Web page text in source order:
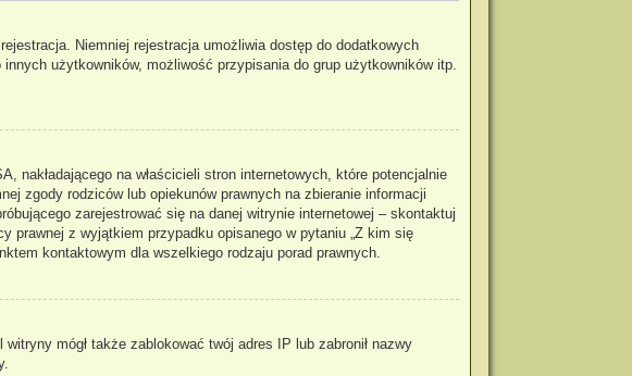
Niemniej rejestracja umożliwia dostęp do dodatkowych
użytkowników, możliwość przypisania do grup użytkowników itp.
nakładającego na właścicieli stron internetowych, które potencjalnie
zgody rodziców lub opiekunów prawnych na zbieranie informacji
zarejestrować się na danej witrynie internetowej – skontaktuj
prawnej z wyjątkiem przypadku opisanego w pytaniu „Z kim się
kontaktowym dla wszelkiego rodzaju porad prawnych.
mógł także zablokować twój adres IP lub zabronił nazwy